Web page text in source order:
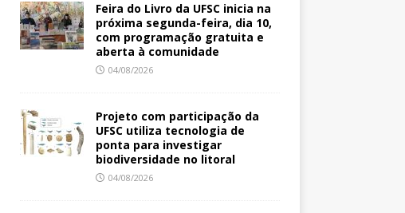
Feira do Livro da UFSC inicia na
próxima segunda-feira, dia 10,
com programação gratuita e
aberta à comunidade
04/08/2026
Projeto com participação da
UFSC utiliza tecnologia de
ponta para investigar
biodiversidade no litoral
04/08/2026